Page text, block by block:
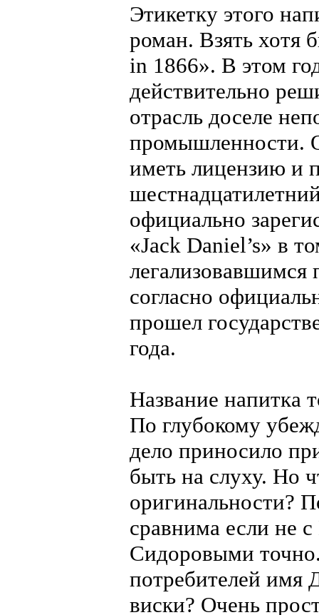
Этикетку этого
роман. Взять хотя
in 1866». В этом
действительно
отрасль доселе
промышленности.
иметь лицензию и
официально
«Jack Daniel’s» в
легализовавшимся
согласно
прошел
года.
Название напитка
По глубокому
дело приносило
быть на слуху. Но
оригинальности?
сравнима если не
Сидоровыми точно.
потребителей имя
виски? Очень